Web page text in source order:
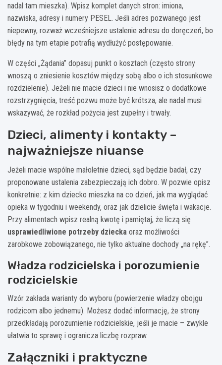
nadal tam mieszka). Wpisz komplet danych stron: imiona,
nazwiska, adresy i numery PESEL. Jeśli adres pozwanego jest
niepewny, rozważ wcześniejsze ustalenie adresu do doręczeń, bo
błędy na tym etapie potrafią wydłużyć postępowanie.
W części „Żądania” dopasuj punkt o kosztach (często strony
wnoszą o zniesienie kosztów między sobą albo o ich stosunkowe
rozdzielenie). Jeżeli nie macie dzieci i nie wnosisz o dodatkowe
rozstrzygnięcia, treść pozwu może być krótsza, ale nadal musi
wskazywać, że rozkład pożycia jest zupełny i trwały.
Dzieci, alimenty i kontakty –
najważniejsze niuanse
Jeżeli macie wspólne małoletnie dzieci, sąd będzie badał, czy
proponowane ustalenia zabezpieczają ich dobro. W pozwie opisz
konkretnie: z kim dziecko mieszka na co dzień, jak ma wyglądać
opieka w tygodniu i weekendy, oraz jak dzielicie święta i wakacje.
Przy alimentach wpisz realną kwotę i pamiętaj, że liczą się
usprawiedliwione potrzeby dziecka oraz możliwości
zarobkowe zobowiązanego, nie tylko aktualne dochody „na rękę”.
Władza rodzicielska i porozumienie
rodzicielskie
Wzór zakłada warianty do wyboru (powierzenie władzy obojgu
rodzicom albo jednemu). Możesz dodać informację, że strony
przedkładają porozumienie rodzicielskie, jeśli je macie – zwykle
ułatwia to sprawę i ogranicza liczbę rozpraw.
Załączniki i praktyczne